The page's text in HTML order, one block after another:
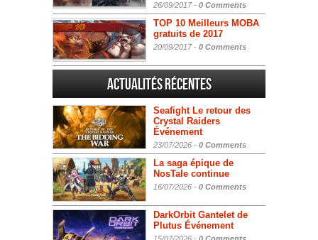
26/09/2017 - 0 Comments
TOP 10 Meilleurs MOBA
gratuits de 2017
20/09/2017 - 0 Comments
Actualités Récentes
Seafight Le retour des
Crystal Raiders
Événement
23/07/2026 - 0 Comments
La saga épique de
NosTale continue
16/07/2026 - 0 Comments
DarkOrbit Gantelet de
Plutus Événement